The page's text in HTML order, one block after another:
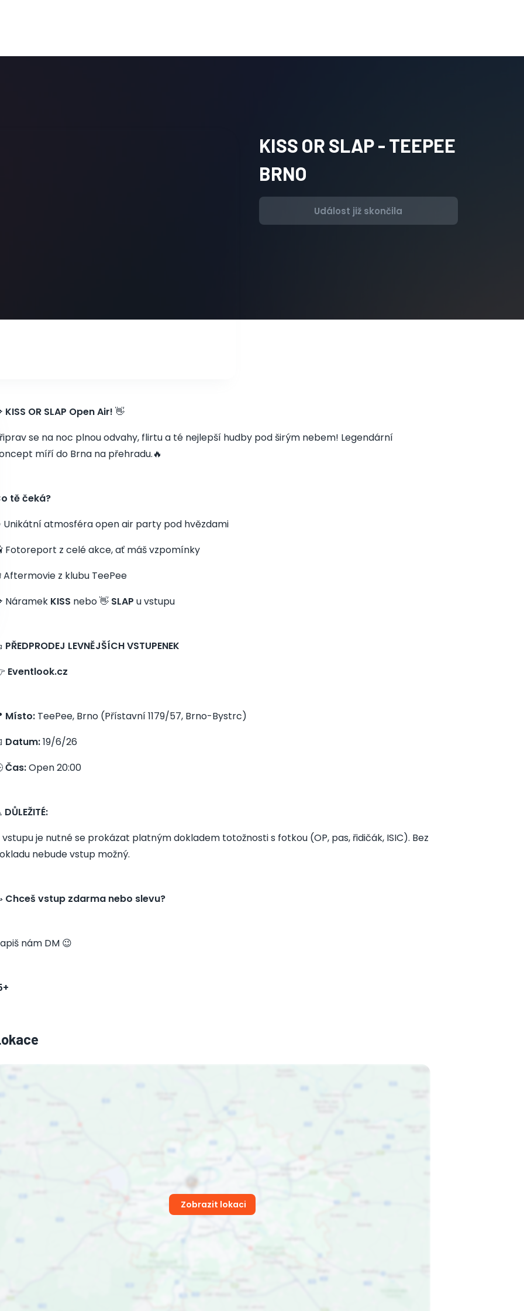
KISS OR SLAP - TEEPEE
BRNO
Událost již skončila
KISS OR SLAP Open Air!👋
se na noc plnou odvahy, flirtu a té nejlepší hudby pod širým nebem! Legendární
míří do Brna na přehradu.🔥
tě čeká?
Unikátní atmosféra open air party pod hvězdami
Fotoreport z celé akce, ať máš vzpomínky
Aftermovie z klubu TeePee
Náramek KISS nebo 👋 SLAP u vstupu
PŘEDPRODEJ LEVNĚJŠÍCH VSTUPENEK
Eventlook.cz
Místo: TeePee, Brno (Přístavní 1179/57, Brno-Bystrc)
Datum:19/6/26
Čas:Open 20:00
DŮLEŽITÉ:
vstupu je nutné se prokázat platným dokladem totožnosti s fotkou (OP, pas, řidičák, ISIC). Bez
nebude vstup možný.
Chceš vstup zdarma nebo slevu?
nám DM 😉
Zobrazit lokaci